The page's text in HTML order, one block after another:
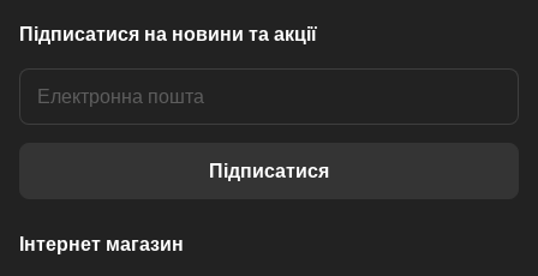
Підписатися на новини та акції
Підписатися
Інтернет магазин